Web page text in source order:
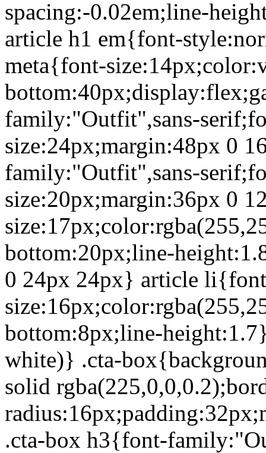
spacing:-0.02em;line-
article h1 em{font-
meta{font-
family:"Outfit",sans-
size:24px;margin:48px 0
family:"Outfit",sans-
size:20px;margin:36px 0
bottom:20px;line-
0 24px 24px} article
bottom:8px;line-
white)} .cta-
solid
.cta-box h3{font-